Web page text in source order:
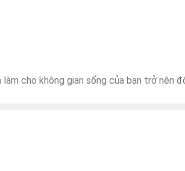
cho không gian sống của bạn trở nên